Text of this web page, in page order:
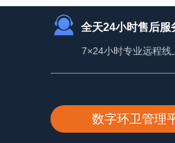
全天24小时售后服
7×24小时专业远程线
数字环卫管理